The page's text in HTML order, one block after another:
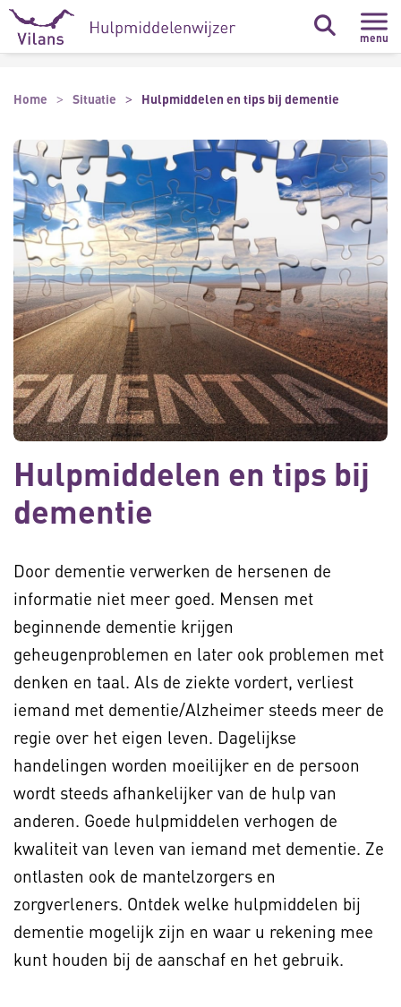
Naar hoofdinhoud
Naar footer
menu
Home Situatie Hulpmiddelen en tips bij dementie
Hulpmiddelen en tips bij
dementie
Door dementie verwerken de hersenen de
informatie niet meer goed. Mensen met
beginnende dementie krijgen
geheugenproblemen en later ook problemen met
denken en taal. Als de ziekte vordert, verliest
iemand met dementie/Alzheimer steeds meer de
regie over het eigen leven. Dagelijkse
handelingen worden moeilijker en de persoon
wordt steeds afhankelijker van de hulp van
anderen. Goede hulpmiddelen verhogen de
kwaliteit van leven van iemand met dementie. Ze
ontlasten ook de mantelzorgers en
zorgverleners. Ontdek welke hulpmiddelen bij
dementie mogelijk zijn en waar u rekening mee
kunt houden bij de aanschaf en het gebruik.